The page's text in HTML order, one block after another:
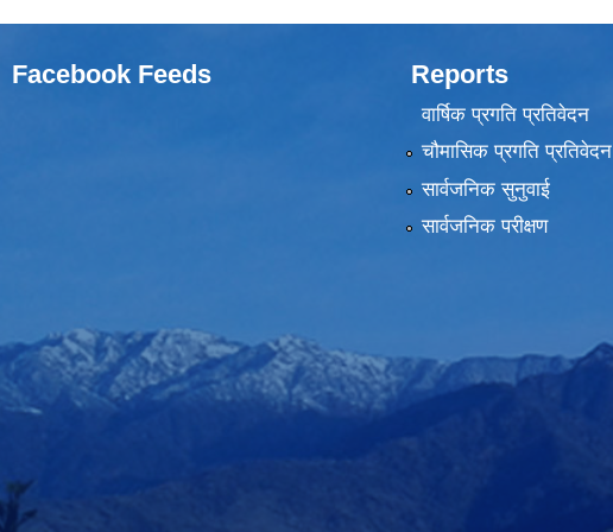
Facebook Feeds Reports
वार्षिक प्रगति प्रतिवेदन
चौमासिक प्रगति प्रतिवेदन
सार्वजनिक सुनुवाई
सार्वजनिक परीक्षण